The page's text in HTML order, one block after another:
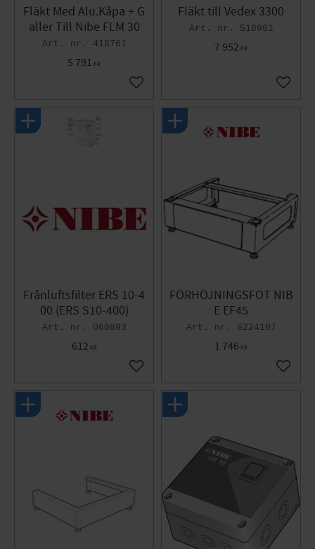
Fläkt Med Alu.Kåpa + G
aller Till Nibe FLM 30
418761
5 791 KR
Gem som favorit
Fläkt till Vedex 3300
518901
7 952 KR
Gem
Frånluftsfilter ERS 10-4
00 (ERS S10-400)
060893
612 KR
Gem som favorit
FÖRHÖJNINGSFOT NIB
E EF45
6224107
1 746 KR
Gem